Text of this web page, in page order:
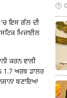
‘ਚ ਇਸ ਗੱਲ ਦੀ
ਮਿਜ਼ਾਈਲ
ਕਰਨ ਵਾਲੀ
1.7 ਅਰਬ ਡਾਲਰ
ਬਣਾਇਆ